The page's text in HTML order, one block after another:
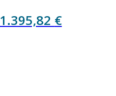
1.395,82 €Rango